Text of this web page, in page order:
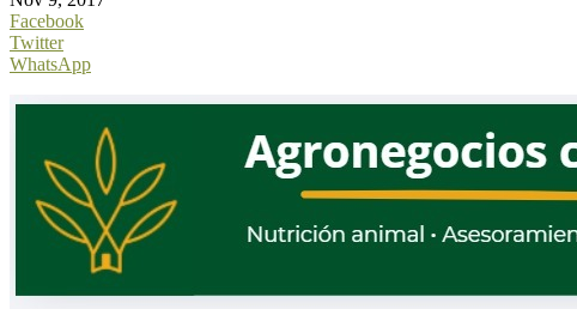
Facebook
Twitter
WhatsApp